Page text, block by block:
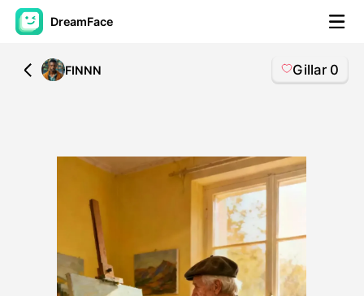
DreamFace
AI-verktøy
AI Video
Andre verktøy
Se alle verktøy
All
FINNN Gillar 0